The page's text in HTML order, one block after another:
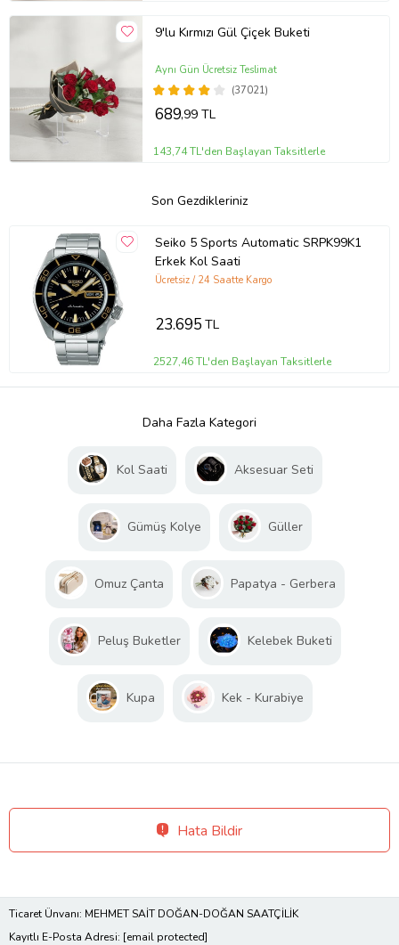
9'lu Kırmızı Gül Çiçek Buketi
(37021)
Aynı Gün Ücretsiz Teslimat
689,99 TL
143,74 TL'den Başlayan Taksitlerle
Son Gezdikleriniz
Seiko 5 Sports Automatic SRPK99K1
Erkek Kol Saati
Ücretsiz / 24 Saatte Kargo
23.695TL
2527,46 TL'den Başlayan Taksitlerle
Daha Fazla Kategori
Kol Saati Aksesuar Seti
Gümüş Kolye Güller
Omuz Çanta Papatya - Gerbera
Peluş Buketler Kelebek Buketi
Kupa Kek - Kurabiye
Hata Bildir
Ticaret Ünvanı: MEHMET SAİT DOĞAN-DOĞAN SAATÇİLİK
Kayıtlı E-Posta Adresi: [email protected]